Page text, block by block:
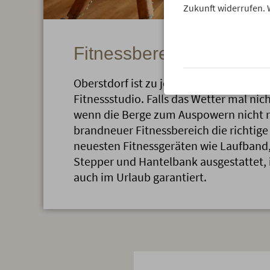
Fitnessbereich
Oberstdorf ist zu jeder Jahreszeit ein
Fitnessstudio. Falls das Wetter mal
wenn die Berge zum Auspowern nicht
brandneuer Fitnessbereich die
neuesten Fitnessgeräten wie
Stepper und Hantelbank
auch im Urlaub garantiert.
Zukunft widerrufen.